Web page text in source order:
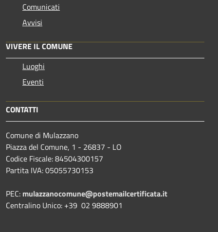
Comunicati
Avvisi
VIVERE IL COMUNE
Luoghi
Eventi
CONTATTI
Comune di Mulazzano
Piazza del Comune, 1 - 26837 - LO
Codice Fiscale: 84504300157
Partita IVA: 05055730153
PEC: mulazzanocomune@postemailcertificata.it
Centralino Unico: +39 02 9888901